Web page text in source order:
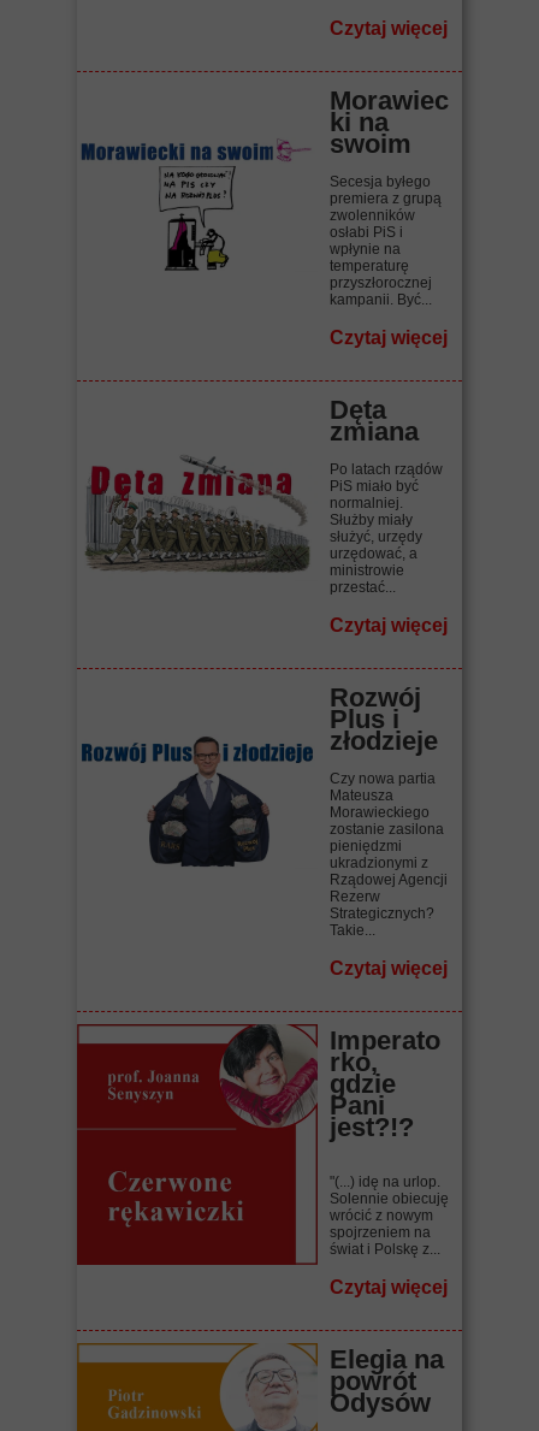
Czytaj więcej
Morawiec
ki na
swoim
Secesja byłego
premiera z grupą
zwolenników
osłabi PiS i
wpłynie na
temperaturę
przyszłorocznej
kampanii. Być...
Czytaj więcej
Dęta
zmiana
Po latach rządów
PiS miało być
normalniej.
Służby miały
służyć, urzędy
urzędować, a
ministrowie
przestać...
Czytaj więcej
Rozwój
Plus i
złodzieje
Czy nowa partia
Mateusza
Morawieckiego
zostanie zasilona
pieniędzmi
ukradzionymi z
Rządowej Agencji
Rezerw
Strategicznych?
Takie...
Czytaj więcej
Imperato
rko,
gdzie
Pani
jest?!?
"(...) idę na urlop.
Solennie obiecuję
wrócić z nowym
spojrzeniem na
świat i Polskę z...
Czytaj więcej
Elegia na
powrót
Odysów